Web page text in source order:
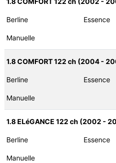
Berline Essence
Manuelle
1.8 COMFORT 122 ch (2004 -
Berline Essence
Manuelle
1.8 ELéGANCE 122 ch (2002 -
Berline Essence
Manuelle